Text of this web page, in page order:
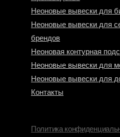
Неоновые вывески для
Неоновые вывески для
брендов
Неоновая контурная
Неоновые вывески для
Неоновые вывески для
Контакты
Политика